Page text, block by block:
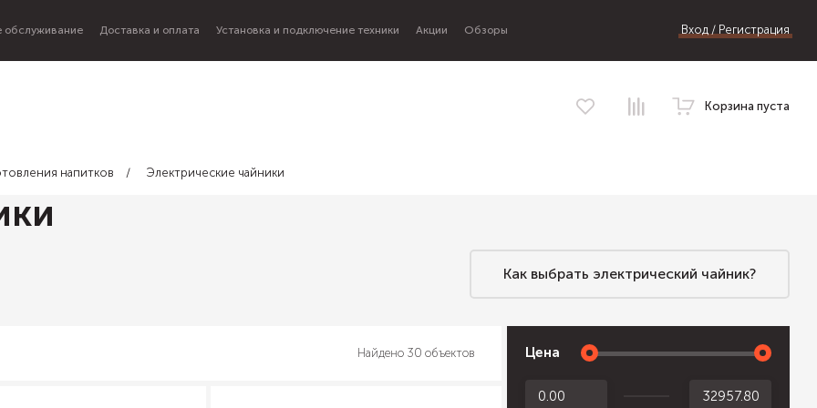
обслуживание Доставка и оплата Установка и подключение техники Акции Обзоры Вход / Регистрация
Корзина пуста
напитков Электрические чайники
Как выбрать электрический чайник?
Найдено 30 объектов Цена